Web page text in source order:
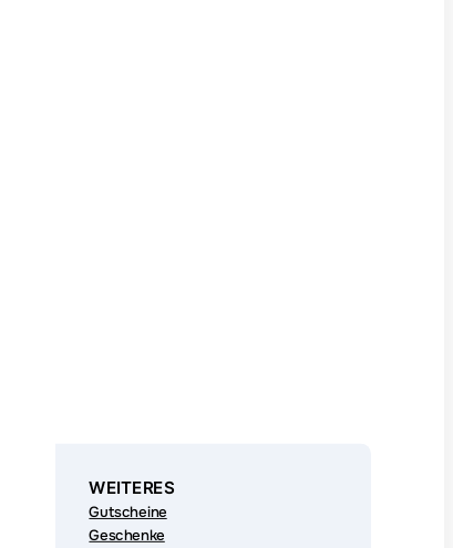
WEITERES
Gutscheine
Geschenke